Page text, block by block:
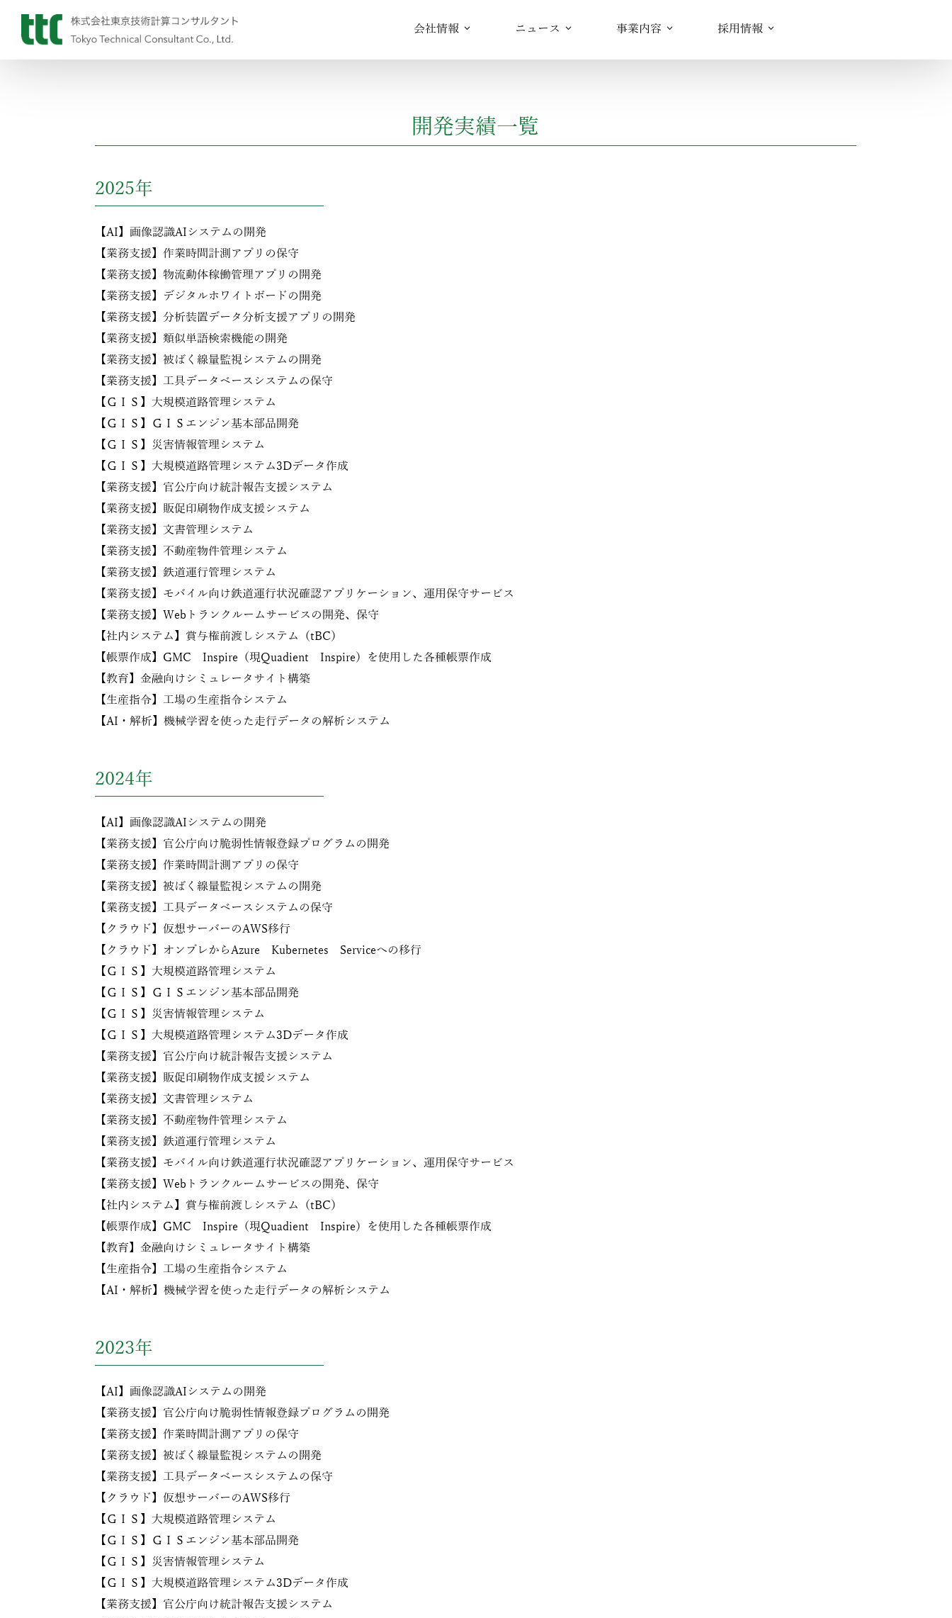
会社情報 ニュース 事業内容 採用情報
開発実績一覧
2025年
【AI】画像認識AIシステムの開発
【業務支援】作業時間計測アプリの保守
【業務支援】物流動体稼働管理アプリの開発
【業務支援】デジタルホワイトボードの開発
【業務支援】分析装置データ分析支援アプリの開発
【業務支援】類似単語検索機能の開発
【業務支援】被ばく線量監視システムの開発
【業務支援】工具データベースシステムの保守
【ＧＩＳ】大規模道路管理システム
【ＧＩＳ】ＧＩＳエンジン基本部品開発
【ＧＩＳ】災害情報管理システム
【ＧＩＳ】大規模道路管理システム3Dデータ作成
【業務支援】官公庁向け統計報告支援システム
【業務支援】販促印刷物作成支援システム
【業務支援】文書管理システム
【業務支援】不動産物件管理システム
【業務支援】鉄道運行管理システム
【業務支援】モバイル向け鉄道運行状況確認アプリケーション、運用保守サービス
【業務支援】Webトランクルームサービスの開発、保守
【社内システム】賞与権前渡しシステム（tBC）
【帳票作成】GMC Inspire（現Quadient Inspire）を使用した各種帳票作成
【教育】金融向けシミュレータサイト構築
【生産指令】工場の生産指令システム
【AI・解析】機械学習を使った走行データの解析システム
2024年
【AI】画像認識AIシステムの開発
【業務支援】官公庁向け脆弱性情報登録プログラムの開発
【業務支援】作業時間計測アプリの保守
【業務支援】被ばく線量監視システムの開発
【業務支援】工具データベースシステムの保守
【クラウド】仮想サーバーのAWS移行
【クラウド】オンプレからAzure Kubernetes Serviceへの移行
【ＧＩＳ】大規模道路管理システム
【ＧＩＳ】ＧＩＳエンジン基本部品開発
【ＧＩＳ】災害情報管理システム
【ＧＩＳ】大規模道路管理システム3Dデータ作成
【業務支援】官公庁向け統計報告支援システム
【業務支援】販促印刷物作成支援システム
【業務支援】文書管理システム
【業務支援】不動産物件管理システム
【業務支援】鉄道運行管理システム
【業務支援】モバイル向け鉄道運行状況確認アプリケーション、運用保守サービス
【業務支援】Webトランクルームサービスの開発、保守
【社内システム】賞与権前渡しシステム（tBC）
【帳票作成】GMC Inspire（現Quadient Inspire）を使用した各種帳票作成
【教育】金融向けシミュレータサイト構築
【生産指令】工場の生産指令システム
【AI・解析】機械学習を使った走行データの解析システム
2023年
【AI】画像認識AIシステムの開発
【業務支援】官公庁向け脆弱性情報登録プログラムの開発
【業務支援】作業時間計測アプリの保守
【業務支援】被ばく線量監視システムの開発
【業務支援】工具データベースシステムの保守
【クラウド】仮想サーバーのAWS移行
【ＧＩＳ】大規模道路管理システム
【ＧＩＳ】ＧＩＳエンジン基本部品開発
【ＧＩＳ】災害情報管理システム
【ＧＩＳ】大規模道路管理システム3Dデータ作成
【業務支援】官公庁向け統計報告支援システム